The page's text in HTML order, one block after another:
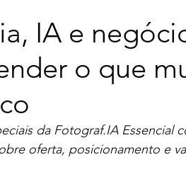
IA e
o que
da Fotograf.IA Essencial
oferta, posicionamento e